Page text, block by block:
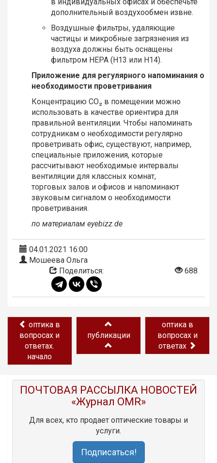
в индивидуальных офисах и обеспечьте
дополнительный воздухообмен извне.
Воздушные фильтры, удаляющие
частицы и микробные загрязнения из
воздуха должны быть оснащены
фильтром HEPA (H13 или H14).
Приложение для регулярного напоминания о
необходимости проветривания
Концентрацию CO₂ в помещении можно
использовать в качестве ориентира для
правильной вентиляции. Чтобы напоминать
сотрудникам о необходимости регулярно
проветривать офис, существуют, например,
специальные приложения, которые
рассчитывают необходимые интервалы
вентиляции для классных комнат,
торговых залов и офисов и напоминают
звуковым сигналом о необходимости
проветривания.
по материалам eyebizz.de
04.01.2021 16:00
Мошеева Ольга
Поделиться:
688
оптика в
вопросах и
ответах.
начало
публикации
оптика в
вопросах и
ответах
ПОЧТОВАЯ РАССЫЛКА НОВОСТЕЙ
«Журнал OMR»
Для всех, кто продает оптические товары и
услуги.
Подписаться!